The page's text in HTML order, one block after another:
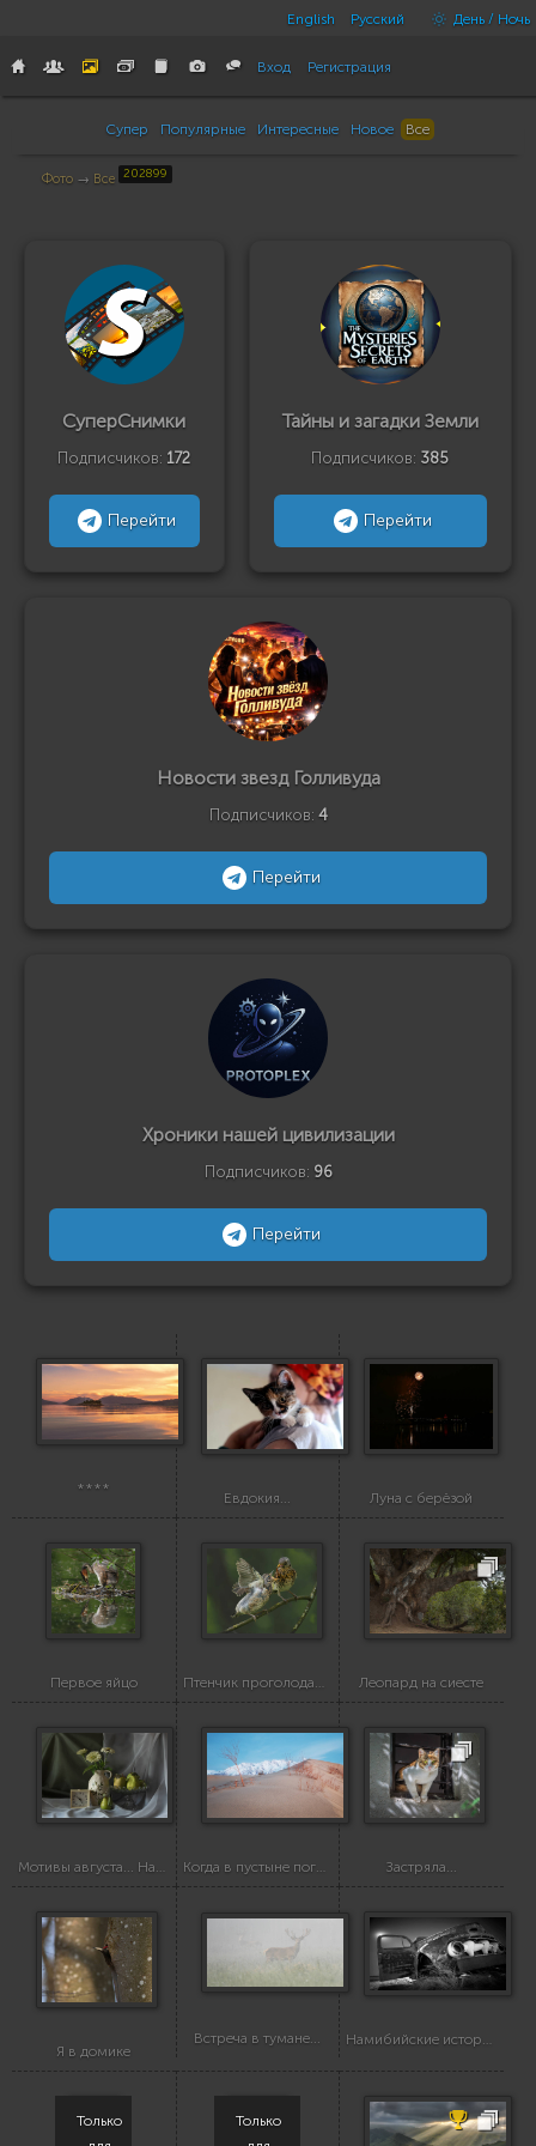
English Русский День / Ночь
Вход Регистрация
Супер Популярные Интересные Новое Все
Фото → Все 202899
СуперСнимки
Подписчиков: 172
Перейти
Тайны и загадки Земли
Подписчиков: 385
Перейти
Новости звезд Голливуда
Подписчиков: 4
Перейти
Хроники нашей цивилизации
Подписчиков: 96
Перейти
****
Евдокия... Луна с берёзой
Первое яйцо Птенчик проголодался! Леопард на сиесте
Мотивы августа... Натюрморт с грушами. Когда в пустыне погасли холодные звёзды Застряла...
Я в домике
Встреча в тумане... Намибийские истории...
Только
Только